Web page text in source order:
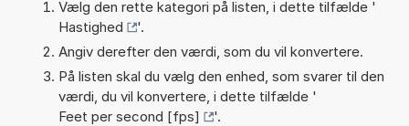
Vælg den rette kategori på listen, i dette tilfælde '
Hastighed
'.
Angiv derefter den værdi, som du vil konvertere.
På listen skal du vælg den enhed, som svarer til den
værdi, du vil konvertere, i dette tilfælde '
Feet per second [fps]
'.